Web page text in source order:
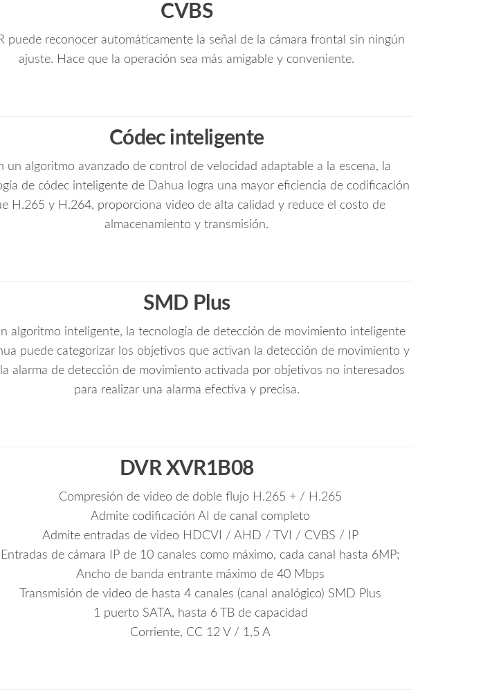
Incluidos/
cantidad
CVBS
puede reconocer automáticamente la señal de la cámara frontal sin ningún
ajuste. Hace que la operación sea más amigable y conveniente.
Códec inteligente
un algoritmo avanzado de control de velocidad adaptable a la escena, la
de códec inteligente de Dahua logra una mayor eficiencia de codificación
H.265 y H.264, proporciona video de alta calidad y reduce el costo de
almacenamiento y transmisión.
SMD Plus
algoritmo inteligente, la tecnología de detección de movimiento inteligente
puede categorizar los objetivos que activan la detección de movimiento y
alarma de detección de movimiento activada por objetivos no interesados
para realizar una alarma efectiva y precisa.
DVR XVR1B08
Compresión de video de doble flujo H.265 + / H.265
Admite codificación AI de canal completo
Admite entradas de video HDCVI / AHD / TVI / CVBS / IP
Entradas de cámara IP de 10 canales como máximo, cada canal hasta 6MP;
Ancho de banda entrante máximo de 40 Mbps
Transmisión de video de hasta 4 canales (canal analógico) SMD Plus
1 puerto SATA, hasta 6 TB de capacidad
Corriente, CC 12 V / 1,5 A